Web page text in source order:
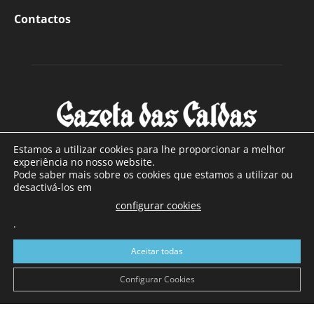
Contactos
SOBRE NÓS
Com sede nas Caldas da Rainha e mais de 90 anos de
a sul de distrito de Leiria, com mais de 40.000 leitores por
toda a região Oeste. Jornal com distribuição em Portugal
Continental e assinatura online.
Estamos a utilizar cookies para lhe proporcionar a melhor
experiência no nosso website.
Pode saber mais sobre os cookies que estamos a utilizar ou
desactivá-los em
configurar cookies
.
Aceitar todas
Configurar Cookies